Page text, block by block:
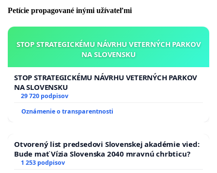
Petície propagované inými užívateľmi
STOP STRATEGICKÉMU NÁVRHU VETERNÝCH PARKOV
NA SLOVENSKU
STOP STRATEGICKÉMU NÁVRHU VETERNÝCH PARKOV
NA SLOVENSKU
29 720 podpisov
Oznámenie o transparentnosti
Otvorený list predsedovi Slovenskej akadémie vied:
Bude mať Vízia Slovenska 2040 mravnú chrbticu?
1 253 podpisov